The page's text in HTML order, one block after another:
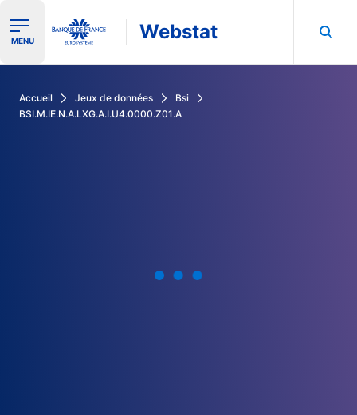
Ouvrir le menu de navigation
MENU Webstat
Accueil Jeux de données
Bsi
BSI.M.IE.N.A.LXG.A.I.U4.0000.Z01.A